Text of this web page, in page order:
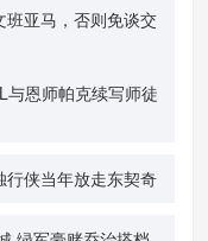
班亚马，否则免谈交
与恩师帕克续写师徒
侠当年放走东契奇